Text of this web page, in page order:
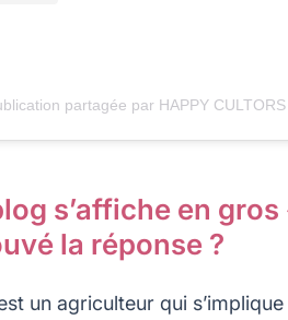
partagée par HAPPY
s’affiche en
la réponse ?
un agriculteur qui